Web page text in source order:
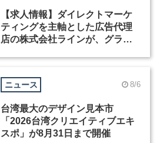
【求人情報】ダイレクトマーケ
ティングを主軸とした広告代理
店の株式会社ラインが、グラフ
ニュース 8/6
台湾最大のデザイン見本市
「2026台湾クリエイティブエキ
スポ」が8月31日まで開催